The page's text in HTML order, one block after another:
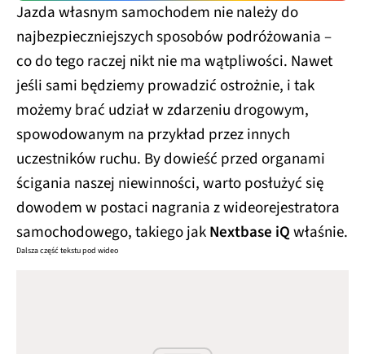
Jazda własnym samochodem nie należy do
najbezpieczniejszych sposobów podróżowania –
co do tego raczej nikt nie ma wątpliwości. Nawet
jeśli sami będziemy prowadzić ostrożnie, i tak
możemy brać udział w zdarzeniu drogowym,
spowodowanym na przykład przez innych
uczestników ruchu. By dowieść przed organami
ścigania naszej niewinności, warto posłużyć się
dowodem w postaci nagrania z wideorejestratora
samochodowego, takiego jakNextbase iQwłaśnie.
Dalsza część tekstu pod wideo